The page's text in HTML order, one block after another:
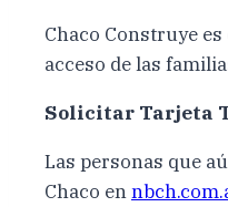
Chaco Construye
acceso de las
Solicitar Tarjeta
Las personas que
Chaco en